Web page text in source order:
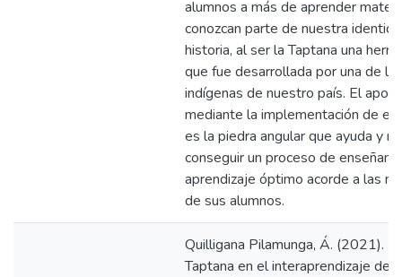
alumnos a más de aprender
conozcan parte de nuestra
historia, al ser la Taptana una
que fue desarrollada por una de
indígenas de nuestro país. El
mediante la implementación de
es la piedra angular que ayuda y
conseguir un proceso de
aprendizaje óptimo acorde a las
de sus alumnos.
Quilligana Pilamunga, Á. (2021).
Taptana en el interaprendizaje de